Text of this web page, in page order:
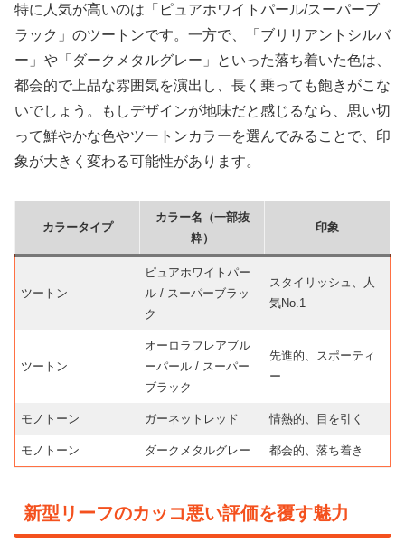
特に人気が高いのは「ピュアホワイトパール/スーパーブ
ラック」のツートンです。一方で、「ブリリアントシルバ
ー」や「ダークメタルグレー」といった落ち着いた色は、
都会的で上品な雰囲気を演出し、長く乗っても飽きがこな
いでしょう。もしデザインが地味だと感じるなら、思い切
って鮮やかな色やツートンカラーを選んでみることで、印
象が大きく変わる可能性があります。
カラータイプ
カラー名（一部抜
粋）
印象
ツートン
ピュアホワイトパー
ル / スーパーブラッ
ク
スタイリッシュ、人
気No.1
ツートン
オーロラフレアブル
ーパール / スーパー
ブラック
先進的、スポーティ
ー
モノトーン ガーネットレッド 情熱的、目を引く
モノトーン ダークメタルグレー 都会的、落ち着き
新型リーフのカッコ悪い評価を覆す魅力